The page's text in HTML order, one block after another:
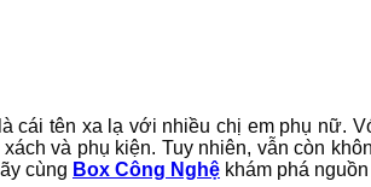
cái tên xa lạ với nhiều chị em phụ nữ.
và phụ kiện. Tuy nhiên, vẫn còn
cùng Box Công Nghệ khám phá